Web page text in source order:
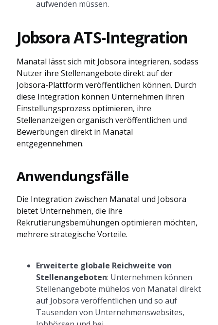
aufwenden müssen.
Jobsora ATS-Integration
Manatal lässt sich mit Jobsora integrieren, sodass
Nutzer ihre Stellenangebote direkt auf der
Jobsora-Plattform veröffentlichen können. Durch
diese Integration können Unternehmen ihren
Einstellungsprozess optimieren, ihre
Stellenanzeigen organisch veröffentlichen und
Bewerbungen direkt in Manatal
entgegennehmen.
Anwendungsfälle
Die Integration zwischen Manatal und Jobsora
bietet Unternehmen, die ihre
Rekrutierungsbemühungen optimieren möchten,
mehrere strategische Vorteile.
Erweiterte globale Reichweite von
Stellenangeboten: Unternehmen können
Stellenangebote mühelos von Manatal direkt
auf Jobsora veröffentlichen und so auf
Tausenden von Unternehmenswebsites,